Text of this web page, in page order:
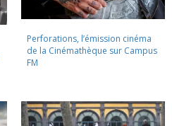
Perforations, l’émission cinéma
de la Cinémathèque sur Campus
FM